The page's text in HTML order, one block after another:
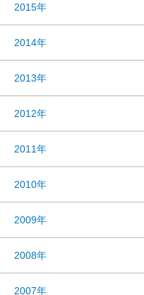
2015年
2014年
2013年
2012年
2011年
2010年
2009年
2008年
2007年